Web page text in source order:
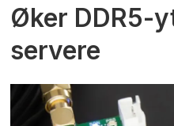
Øker DDR5-
servere